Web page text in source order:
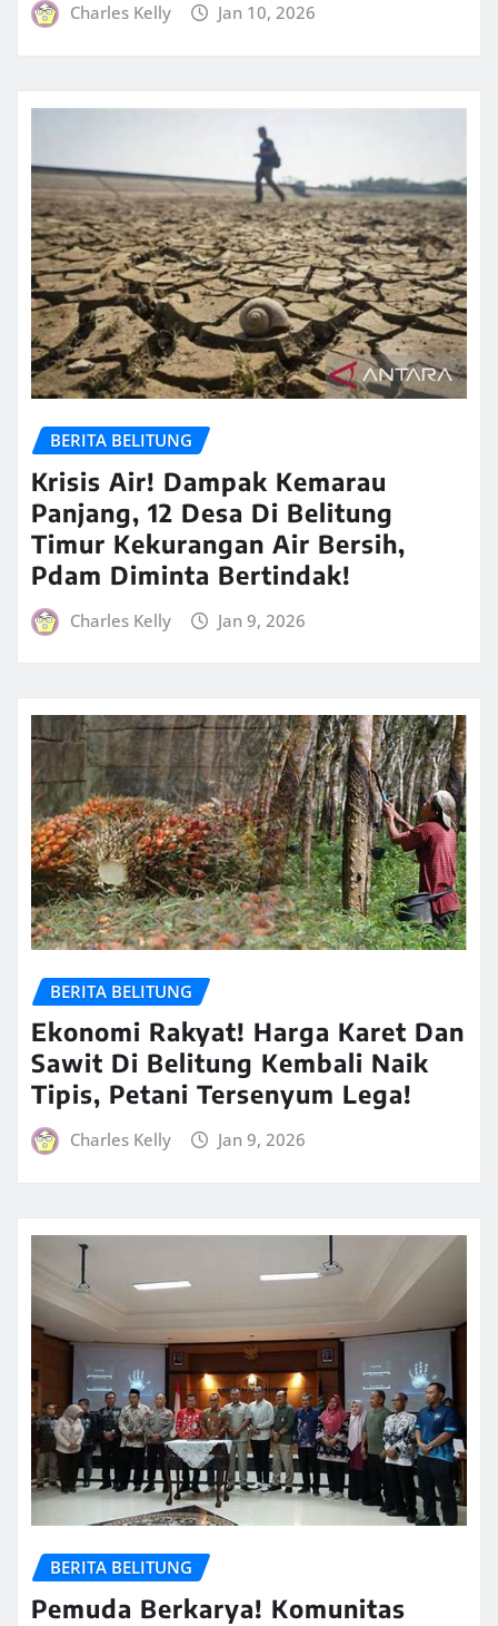
Charles Kelly Jan 10, 2026
BERITA BELITUNG
Krisis Air! Dampak Kemarau
Panjang, 12 Desa Di Belitung
Timur Kekurangan Air Bersih,
Pdam Diminta Bertindak!
Charles Kelly Jan 9, 2026
BERITA BELITUNG
Ekonomi Rakyat! Harga Karet Dan
Sawit Di Belitung Kembali Naik
Tipis, Petani Tersenyum Lega!
Charles Kelly Jan 9, 2026
BERITA BELITUNG
Pemuda Berkarya! Komunitas